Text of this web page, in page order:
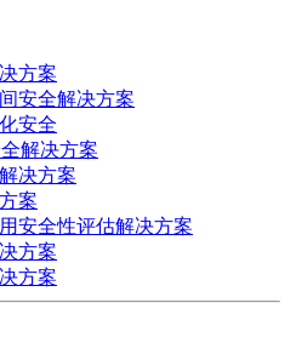
方案
安全解决方案
安全
解决方案
决方案
案
安全性评估解决方案
方案
方案